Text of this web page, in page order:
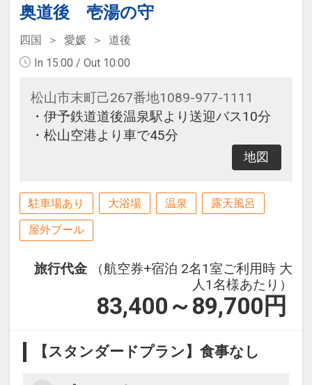
奥道後 壱湯の守
四国 愛媛
道後
In 15:00 / Out 10:00
松山市末町己267番地1089-977-1111
・伊予鉄道道後温泉駅より送迎バス10分
・松山空港より車で45分
地図
駐車場あり 大浴場 温泉 露天風呂
屋外プール
旅行代金
（航空券+宿泊 2名1室ご利用時 大
人1名様あたり）
83,400～89,700 円
【スタンダードプラン】食事なし